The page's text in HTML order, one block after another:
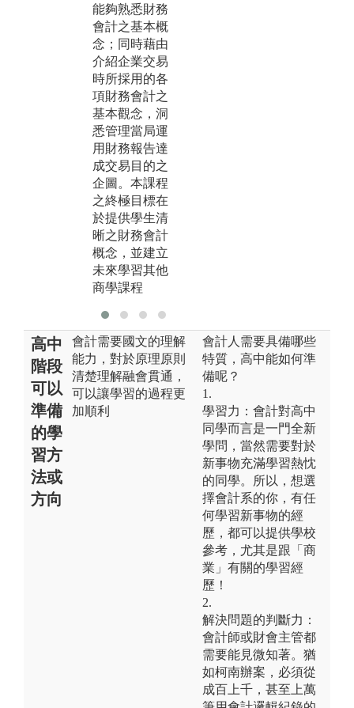
能夠熟悉財務
會計之基本概
念；同時藉由
介紹企業交易
時所採用的各
項財務會計之
基本觀念，洞
悉管理當局運
用財務報告達
成交易目的之
企圖。本課程
之終極目標在
於提供學生清
晰之財務會計
概念，並建立
未來學習其他
商學課程
高中
階段
可以
準備
的學
習方
法或
方向
會計需要國文的理解
能力，對於原理原則
清楚理解融會貫通，
可以讓學習的過程更
加順利
會計人需要具備哪些
特質，高中能如何準
備呢？
1.
學習力：會計對高中
同學而言是一門全新
學問，當然需要對於
新事物充滿學習熱忱
的同學。所以，想選
擇會計系的你，有任
何學習新事物的經
歷，都可以提供學校
參考，尤其是跟「商
業」有關的學習經
歷！
2.
解決問題的判斷力：
會計師或財會主管都
需要能見微知著。猶
如柯南辦案，必須從
成百上千，甚至上萬